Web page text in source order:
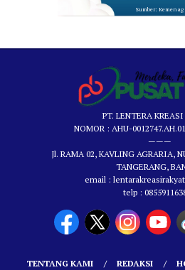
Sumber: Kemenag
PT. LENTERA
NOMOR : AHU-
———
Jl. RAMA 02, KAVLING AGRARIA,
TANGERANG,
email :
telp :
TENTANG KAMI REDAKSI